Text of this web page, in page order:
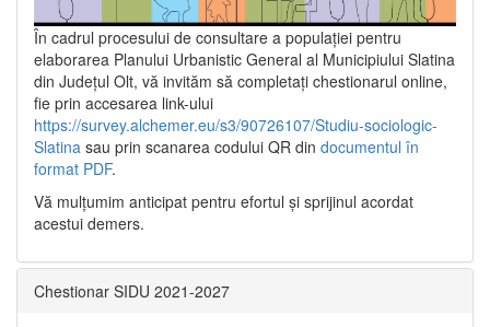
În cadrul procesului de consultare a populaţiei pentru
elaborarea Planului Urbanistic General al Municipiului Slatina
din Județul Olt, vă invităm să completați chestionarul online,
fie prin accesarea link-ului
https://survey.alchemer.eu/s3/90726107/Studiu-sociologic-
Slatina sau prin scanarea codului QR din documentul în
format PDF.
Vă mulţumim anticipat pentru efortul şi sprijinul acordat
acestui demers.
Chestionar SIDU 2021-2027